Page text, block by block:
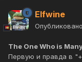
Elfwine
Опубликовано
The One Who is
Первую и правда в